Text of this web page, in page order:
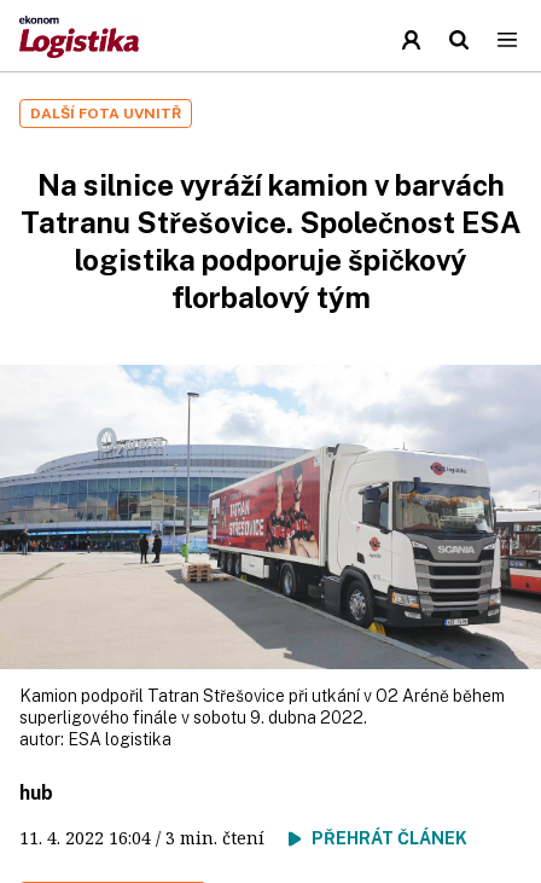
DALŠÍ FOTA UVNITŘ
Na silnice vyráží kamion v barvách
Tatranu Střešovice. Společnost ESA
logistika podporuje špičkový
florbalový tým
Kamion podpořil Tatran Střešovice při utkání v O2 Aréně během
superligového finále v sobotu 9. dubna 2022.
autor: ESA logistika
hub
11. 4. 2022 16:04 / 3 min. čtení PŘEHRÁT ČLÁNEK